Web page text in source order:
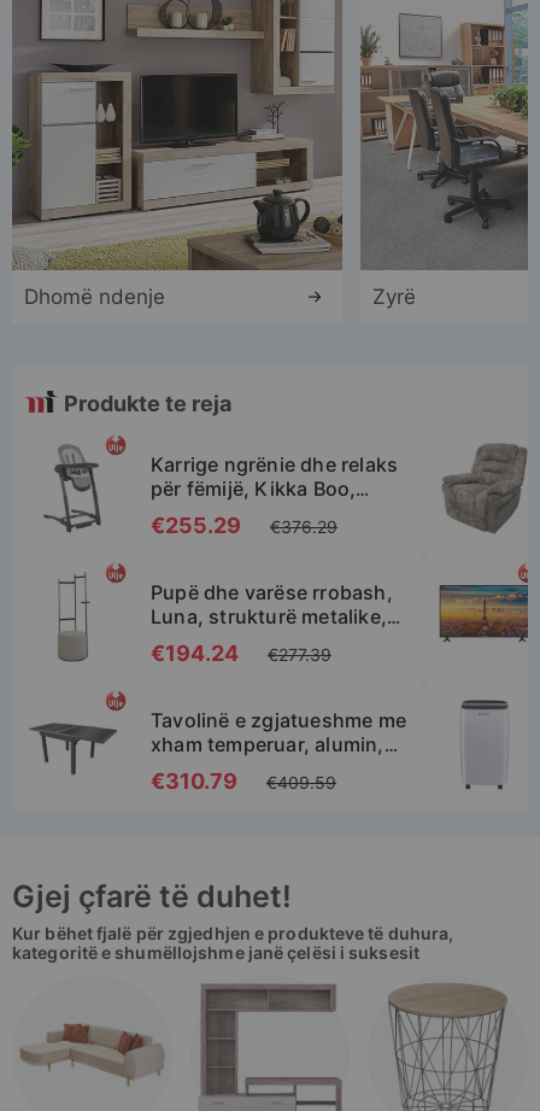
Dhomë ndenje Zyrë
Produkte te reja
Karrige ngrënie dhe relaks
për fëmijë, Kikka Boo,
Prima, 3 në 1, bezhë, 1
copë
Special
Price
€255.29 €376.29
SHTO NË SHPORTË
Pupë dhe varëse rrobash,
Luna, strukturë metalike,
tapiceri tekstili, gri,
55x55xH150 cm
Special
Price
€194.24 €277.39
SHTO NË SHPORTË
Tavolinë e zgjatueshme me
xham temperuar, alumin,
gri antrazit, 90-
180x90xH75 cm
Special
Price
€310.79 €409.59
Gjej çfarë të duhet!
Kur bëhet fjalë për zgjedhjen e produkteve të duhura,
kategoritë e shumëllojshme janë çelësi i suksesit